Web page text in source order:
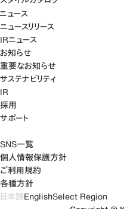
ニュース
ニュースリリース
IRニュース
お知らせ
重要なお知らせ
サステナビリティ
IR
採用
サポート
SNS一覧
個人情報保護方針
ご利用規約
各種方針
日本語EnglishSelect Region